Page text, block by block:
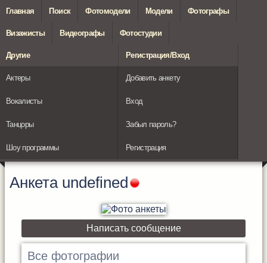
Главная Поиск Фотомодели Модели Фотографы
Визажисты Видеографы Фотостудии
Другие
Актеры
Вокалисты
Танцоры
Шоу программы
Регистрация/Вход
Добавить анкету
Вход
Забыл пароль?
Регистрация
Анкета undefined
Написать сообщение
Все фотографии